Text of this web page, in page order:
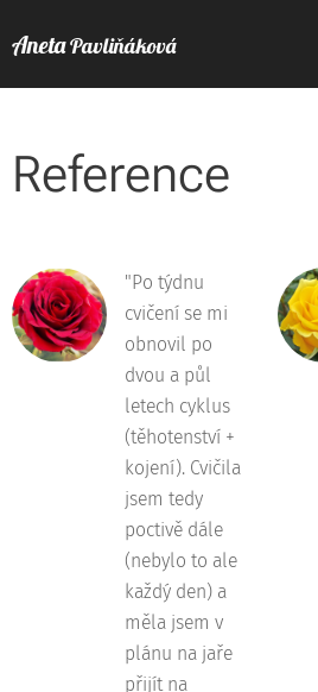
AnetaPavliňáková
Reference
"Po týdnu
cvičení se mi
obnovil po
dvou a půl
letech cyklus
(těhotenství +
kojení). Cvičila
jsem tedy
poctivě dále
(nebylo to ale
každý den) a
měla jsem v
plánu na jaře
přijít na